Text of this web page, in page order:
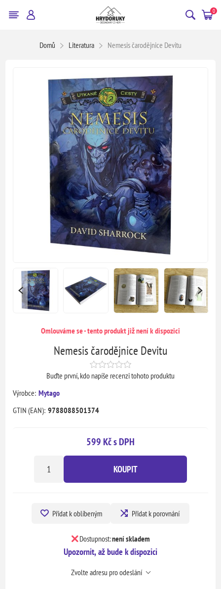
0
Domů Literatura Nemesis čarodějnice Devitu
Omlouváme se - tento produkt již není k dispozici
Nemesis čarodějnice Devitu
Buďte první, kdo napíše recenzi tohoto produktu
Výrobce: Mytago
GTIN (EAN): 9788088501374
599 Kč s DPH
KOUPIT
Přidat k oblíbeným Přidat k porovnání
Dostupnost:není skladem
Upozornit, až bude k dispozici
Zvolte adresu pro odeslání